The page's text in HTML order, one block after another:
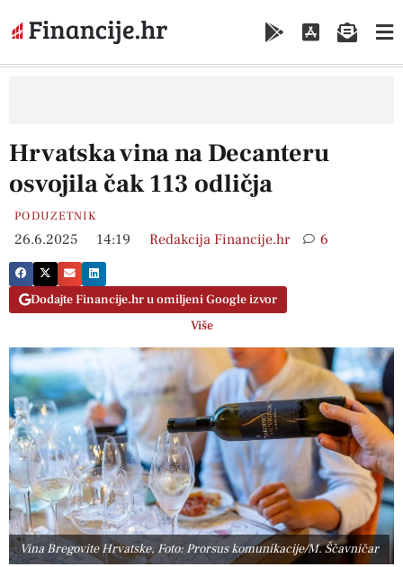
Hrvatska vina na Decanteru
osvojila čak 113 odličja
PODUZETNIK
26.6.2025 14:19 Redakcija Financije.hr 6
Dodajte Financije.hr u omiljeni Google izvor
Više
Vina Bregovite Hrvatske, Foto: Prorsus komunikacije/M. Ščavničar